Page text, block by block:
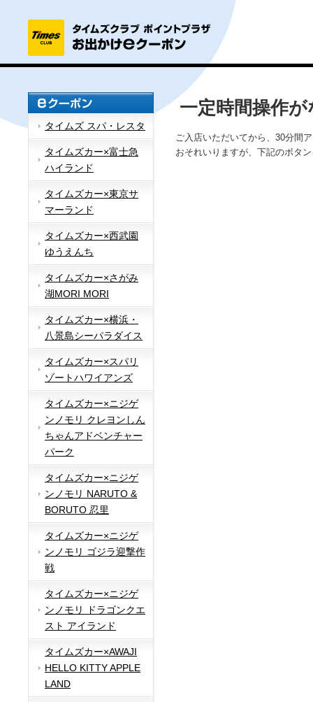
タイムズ スパ・レスタ
タイムズカー×富士急
ハイランド
タイムズカー×東京サ
マーランド
タイムズカー×西武園
ゆうえんち
タイムズカー×さがみ
湖MORI MORI
タイムズカー×横浜・
八景島シーパラダイス
タイムズカー×スパリ
ゾートハワイアンズ
タイムズカー×ニジゲ
ンノモリ クレヨンしん
ちゃんアドベンチャー
パーク
タイムズカー×ニジゲ
ンノモリ NARUTO &
BORUTO 忍里
タイムズカー×ニジゲ
ンノモリ ゴジラ迎撃作
戦
タイムズカー×ニジゲ
ンノモリ ドラゴンクエ
スト アイランド
タイムズカー×AWAJI
HELLO KITTY APPLE
LAND
一定時間操作
ご入店いただいてから、30分間
おそれいりますが、下記のボタ